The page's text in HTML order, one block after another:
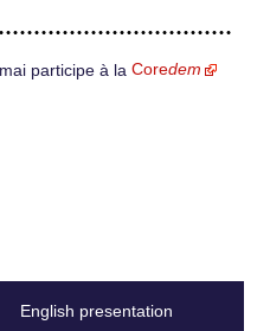
mai participe à la Coredem
English presentation